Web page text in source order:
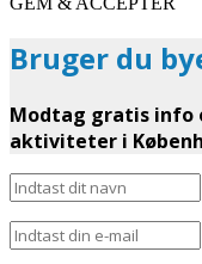
Bruger du
Modtag gratis info
aktiviteter i